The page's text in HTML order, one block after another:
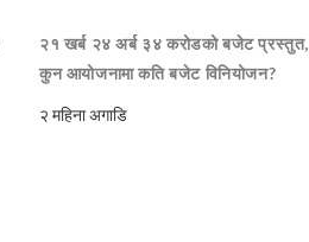
२१ खर्ब २४ अर्ब ३४ करोडको बजेट प्रस्तुत,
कुन आयोजनामा कति बजेट विनियोजन?
२ महिना अगाडि